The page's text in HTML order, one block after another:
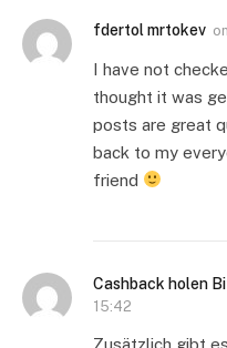
fdertol mrtokev on
I have not
thought it was
posts are great
back to my
friend
Cashback holen
15:42
Zusätzlich gibt